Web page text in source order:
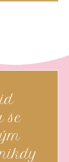
se